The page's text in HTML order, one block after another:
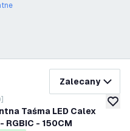
Zalecany
Taśma LED Calex
RGBIC - 150CM
oceny
]